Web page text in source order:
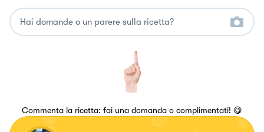
Commenta la ricetta: fai una domanda o complimentati! 😋